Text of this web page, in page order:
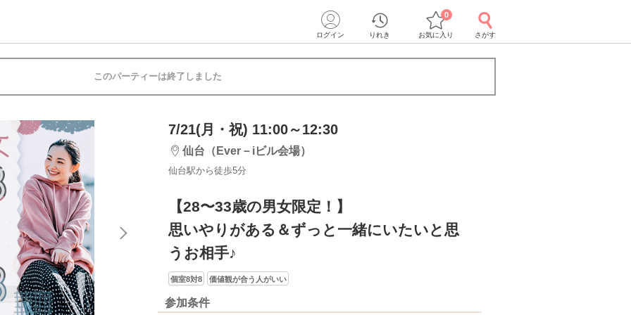
ログイン りれき お気に入り
0
さがす
このパーティーは終了しました
7/21(月・祝) 11:00～12:30
仙台（Ever－iビル会場）
仙台駅から徒歩5分
【28〜33歳の男女限定！】
思いやりがある＆ずっと一緒にいたいと思
うお相手♪
個室8対8 価値観が合う人がいい
参加条件